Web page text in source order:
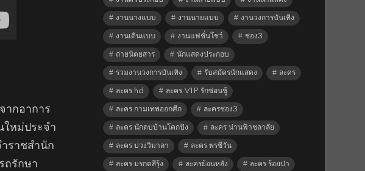
ากอาการ
ใหม่ประจำ
ราชสำนัก
ถรักษา
งานนางแบบ งานนายแบบ งานวงการบันเทิง
งานเดินแบบ งานแฟชั่นโชว์ ช่อง3
ถ่ายนิตยสาร นักแสดงประกอบ
รวมงานวงการบันเทิง รับสมัครนักแสดง ละคร
ละคร hd ละคร VIP รักซ่อนชู้
ละคร กามเทพออกศึก ละครช่อง3
ละคร นักตบบ้านโคกปัง ละคร น่านฟ้าชลาลัย
ละคร บ่วงวิมาลา ละคร พรชีวัน
ละคร มรกตสีรุ้ง ละครย้อนหลัง ละคร ร้อยป่า